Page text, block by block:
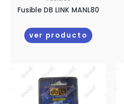
Fusible DB LINK MANL80
ver producto